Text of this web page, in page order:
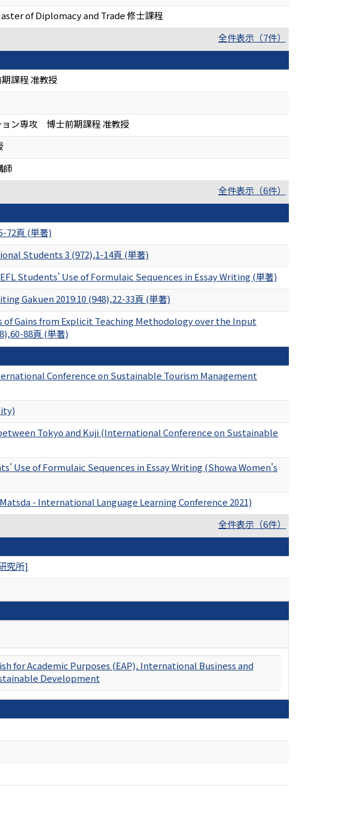
of Diplomacy and Trade 修士課程
全件表示（7件）
課程 准教授
ョン専攻 博士前期課程 准教授
師
全件表示（6件）
72頁 (単著)
Students 3 (972),1-14頁 (単著)
Students' Use of Formulaic Sequences in Essay Writing (単著)
Gakuen 2019:10 (948),22-33頁 (単著)
Gains from Explicit Teaching Methodology over the Input
88頁 (単著)
Conference on Sustainable Tourism Management
Tokyo and Kuji (International Conference on Sustainable
of Formulaic Sequences in Essay Writing (Showa Women's
- International Language Learning Conference 2021)
全件表示（6件）
究所]
for Academic Purposes (EAP), International Business and
Development